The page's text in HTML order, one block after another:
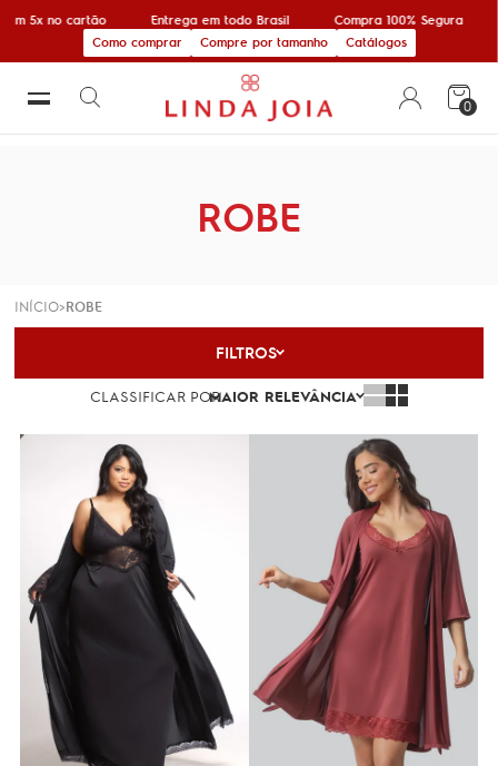
5x no cartão Entrega em todo Brasil
Compra 100% Segura
Como comprar
Compre por tamanho Catálogos
0
ROBE
INÍCIO ROBE
CLASSIFICAR PORMAIOR RELEVÂNCIA
FILTROS